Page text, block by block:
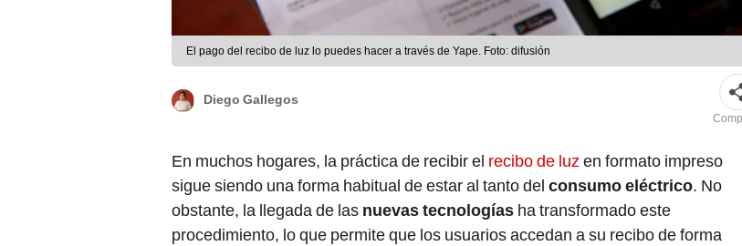
El pago del recibo de luz lo puedes hacer a través de Yape. Foto: difusión
Diego Gallegos
En muchos hogares, la práctica de recibir el recibo de luzen formato impreso
sigue siendo una forma habitual de estar al tanto del consumo eléctrico. No
obstante, la llegada de las nuevas tecnologías ha transformado este
procedimiento, lo que permite que los usuarios accedan a su recibo de forma